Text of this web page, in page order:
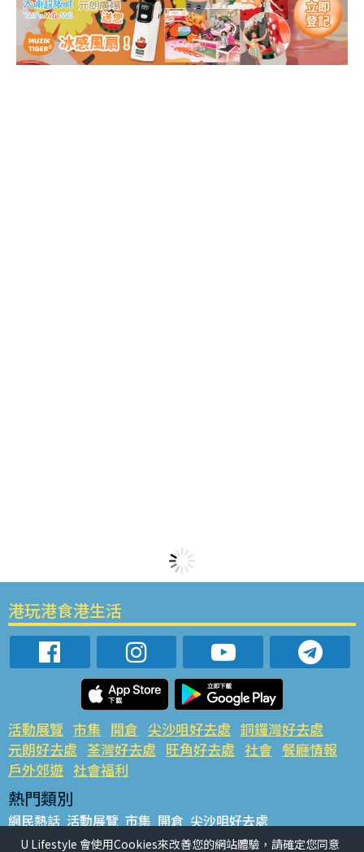
港玩港食港生活
活動展覽 市集 開倉 尖沙咀好去處 銅鑼灣好去處
元朗好去處 荃灣好去處 旺角好去處 社會 餐廳情報
戶外郊遊 社會福利
熱門類別
網民熱話 活動展覽 市集 開倉 尖沙咀好去處
銅鑼灣好去處 元朗好去處 荃灣好去處 旺角好去處 社會
U Lifestyle 會使用Cookies來改善您的網站體驗，請確定您同意